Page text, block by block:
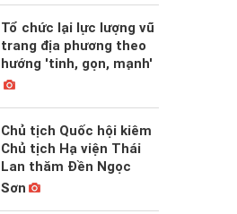
Tổ chức lại lực lượng vũ
trang địa phương theo
hướng 'tinh, gọn, mạnh'
Chủ tịch Quốc hội kiêm
Chủ tịch Hạ viện Thái
Lan thăm Đền Ngọc
Sơn